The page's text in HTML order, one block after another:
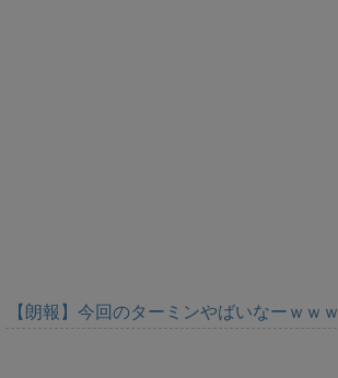
【朗報】今回のターミンやばいなーｗｗｗ